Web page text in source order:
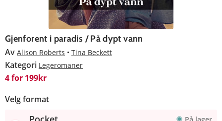
Gjenforent i paradis / På dypt vann
Av Alison Roberts Tina Beckett
Kategori Legeromaner
4 for 199kr
Velg format